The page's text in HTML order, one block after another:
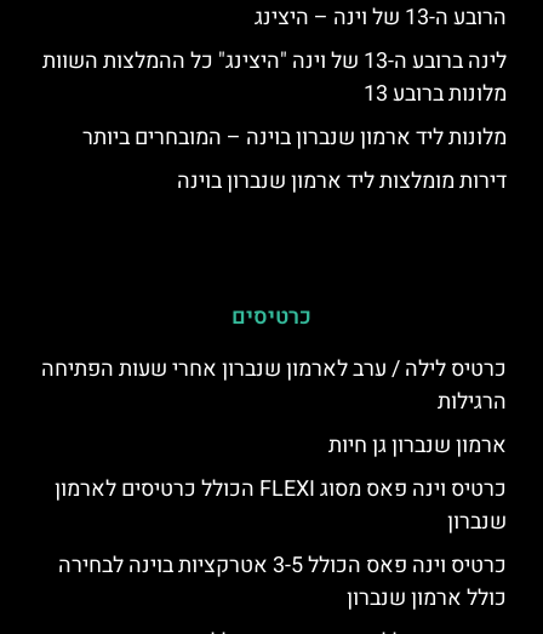
הרובע ה-13 של וינה – היצינג
לינה ברובע ה-13 של וינה "היצינג" כל ההמלצות השוות
מלונות ברובע 13
מלונות ליד ארמון שנברון בוינה – המובחרים ביותר
דירות מומלצות ליד ארמון שנברון בוינה
כרטיסים
כרטיס לילה / ערב לארמון שנברון אחרי שעות הפתיחה
הרגילות
ארמון שנברון גן חיות
כרטיס וינה פאס מסוג FLEXI הכולל כרטיסים לארמון
שנברון
כרטיס וינה פאס הכולל 3-5 אטרקציות בוינה לבחירה
כולל ארמון שנברון